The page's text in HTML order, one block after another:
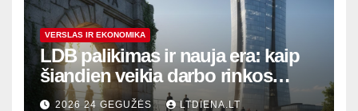
VERSLAS IR EKONOMIKA
LDB palikimas ir nauja era: kaip
šiandien veikia darbo rinkos
variklis Lietuvoje?
2026 24 GEGUŽĖS LTDIENA.LT